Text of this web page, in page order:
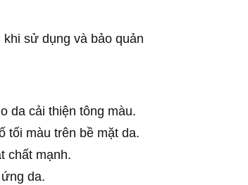
sử dụng và bảo quản
da cải thiện tông màu.
tối màu trên bề mặt da.
chất mạnh.
da.